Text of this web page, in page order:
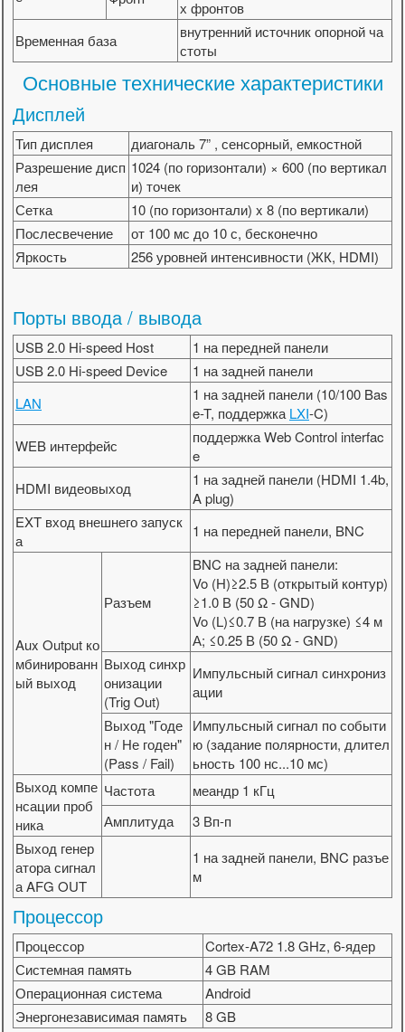
х фронтов
Временная база
внутренний источник опорной ча
стоты
Основные технические характеристики
Дисплей
Тип дисплея
диагональ 7” , сенсорный, емкостной
Разрешение дисп
лея
1024 (по горизонтали) × 600 (по вертикал
и) точек
Сетка
10 (по горизонтали) x 8 (по вертикали)
Послесвечение
от 100 мс до 10 с, бесконечно
Яркость
256 уровней интенсивности (ЖК, HDMI)
Порты ввода / вывода
USB 2.0 Hi-speed Host
1 на передней панели
USB 2.0 Hi-speed Device
1 на задней панели
LAN
1 на задней панели (10/100 Bas
e-T, поддержка LXI-C)
WEB интерфейс
поддержка Web Control interfac
e
HDMI видеовыход
1 на задней панели (HDMI 1.4b,
A plug)
EXT вход внешнего запуск
а
1 на передней панели, BNC
Aux Output ко
мбинированн
ый выход
Разъем
BNC на задней панели:
Vo (H)≥2.5 В (открытый контур)
≥1.0 В (50 Ω - GND)
Vo (L)≤0.7 В (на нагрузке) ≤4 м
А; ≤0.25 В (50 Ω - GND)
Выход синхр
онизации
(Trig Out)
Импульсный сигнал синхрониз
ации
Выход "Годе
н / Не годен"
(Pass / Fail)
Импульсный сигнал по событи
ю (задание полярности, длител
ьность 100 нс...10 мс)
Выход компе
нсации проб
ника
Частота
меандр 1 кГц
Амплитуда
3 Вп-п
Выход генер
атора сигнал
а AFG OUT
1 на задней панели, BNC разъе
м
Процессор
Процессор
Cortex-A72 1.8 GHz, 6-ядер
Системная память
4 GB RAM
Операционная система
Android
Энергонезависимая память
8 GB